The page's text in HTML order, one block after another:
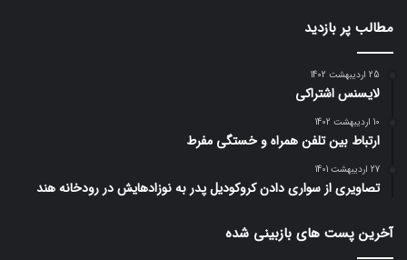
مطالب پر بازدید
25 اردیبهشت 1402
لایسنس اشتراکی
10 اردیبهشت 1402
ارتباط بین تلفن همراه و خستگی مفرط
27 اردیبهشت 1401
تصاویری از سواری دادن کروکودیل پدر به نوزادهایش در رودخانه هند
آخرین پست های بازبینی شده